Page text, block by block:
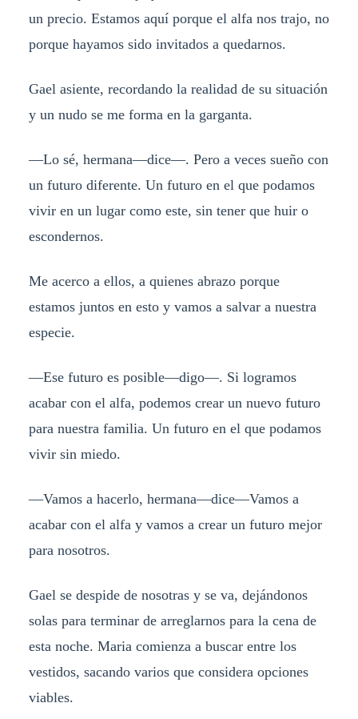
un precio. Estamos aquí porque el alfa nos trajo, no
porque hayamos sido invitados a quedarnos.
Gael asiente, recordando la realidad de su situación
y un nudo se me forma en la garganta.
—Lo sé, hermana—dice—. Pero a veces sueño con
un futuro diferente. Un futuro en el que podamos
vivir en un lugar como este, sin tener que huir o
escondernos.
Me acerco a ellos, a quienes abrazo porque
estamos juntos en esto y vamos a salvar a nuestra
especie.
—Ese futuro es posible—digo—. Si logramos
acabar con el alfa, podemos crear un nuevo futuro
para nuestra familia. Un futuro en el que podamos
vivir sin miedo.
—Vamos a hacerlo, hermana—dice—Vamos a
acabar con el alfa y vamos a crear un futuro mejor
para nosotros.
Gael se despide de nosotras y se va, dejándonos
solas para terminar de arreglarnos para la cena de
esta noche. Maria comienza a buscar entre los
vestidos, sacando varios que considera opciones
viables.